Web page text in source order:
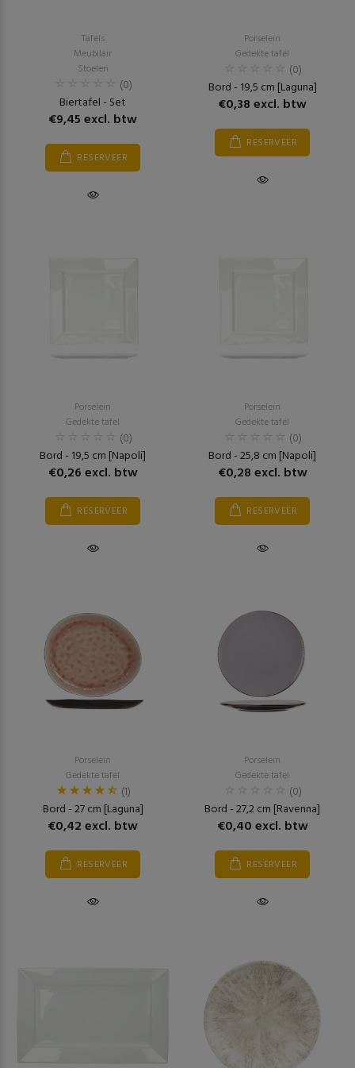
Tafels
Meubilair
Stoelen
(0)
Biertafel - Set
€9,45 excl. btw
RESERVEER
Porselein
Gedekte tafel
(0)
Bord - 19,5 cm [Laguna]
€0,38 excl. btw
RESERVEER
Porselein
Gedekte tafel
(0)
Bord - 19,5 cm [Napoli]
€0,26 excl. btw
RESERVEER
Porselein
Gedekte tafel
(0)
Bord - 25,8 cm [Napoli]
€0,28 excl. btw
RESERVEER
Porselein
Gedekte tafel
(1)
Bord - 27 cm [Laguna]
€0,42 excl. btw
RESERVEER
Porselein
Gedekte tafel
(0)
Bord - 27,2 cm [Ravenna]
€0,40 excl. btw
RESERVEER